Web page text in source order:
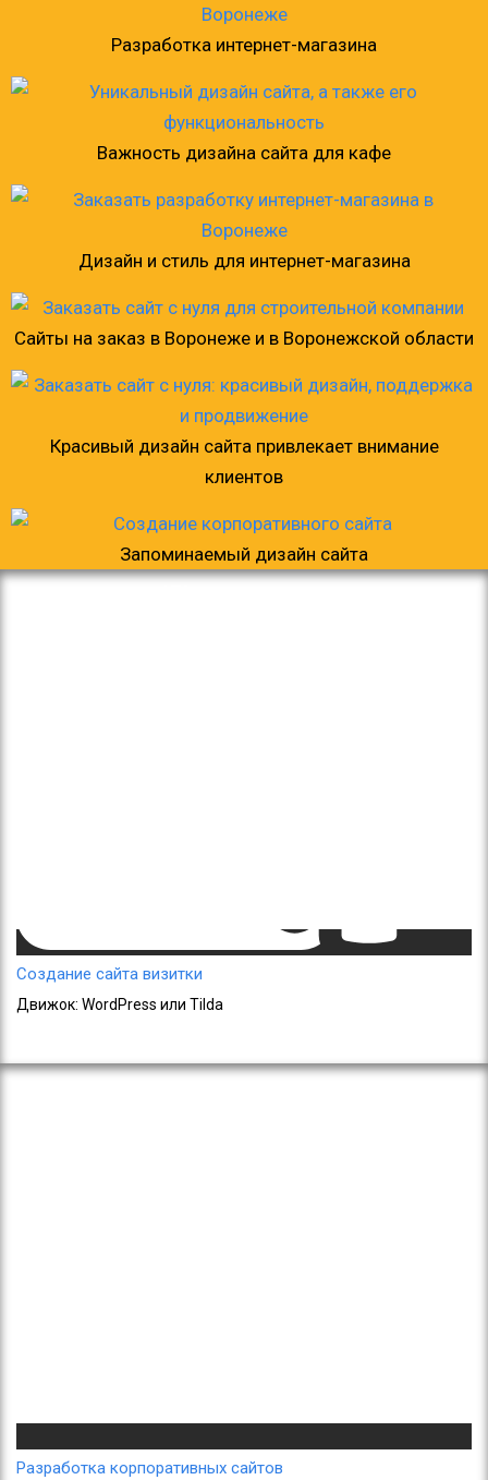
Разработка интернет-магазина
Важность дизайна сайта для кафе
Дизайн и стиль для интернет-магазина
Сайты на заказ в Воронеже и в Воронежской области
Красивый дизайн сайта привлекает внимание
клиентов
Запоминаемый дизайн сайта
Создание сайта визитки
Движок: WordPress или Tilda
Разработка корпоративных сайтов